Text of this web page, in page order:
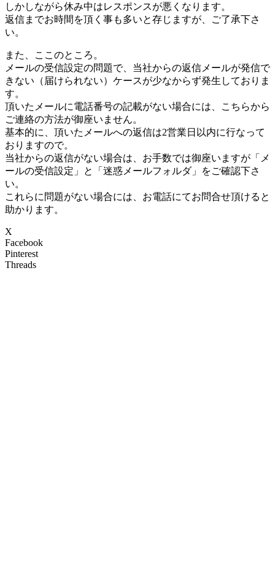
しかしながら休み中はレスポンスが悪くなります。
返信までお時間を頂く事も多いと存じますが、ご了承下さ
い。
また、ここのところ。
メールの受信設定の問題で、当社からの返信メールが発信で
きない（届けられない）ケースが少なからず発生しておりま
す。
頂いたメールに電話番号の記載がない場合には、こちらから
ご連絡の方法が御座いません。
基本的に、頂いたメールへの返信は2営業日以内に行なって
おりますので。
当社からの返信がない場合は、お手数では御座いますが「メ
ールの受信設定」と「迷惑メールフォルダ」をご確認下さ
い。
これらに問題がない場合には、お電話にてお問合せ頂けると
助かります。
X
Facebook
Pinterest
Threads